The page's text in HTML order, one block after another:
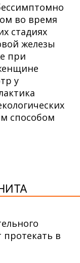
во время
стадиях
железы
при
у
способом
в